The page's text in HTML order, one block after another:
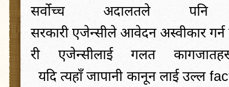
सर्वोच्च
अदालतले
पनि
सरकारी एजेन्सीले आवेदन अस्वीकार गर्न
री
एजेन्सीलाई गलत
यदि त्यहाँ जापानी कानून लाई उल्ल